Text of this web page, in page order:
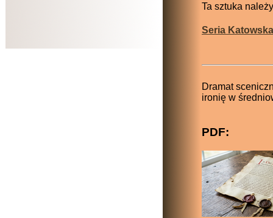
Ta sztuka
Seria Katowska
Dramat
ironię w
PDF: